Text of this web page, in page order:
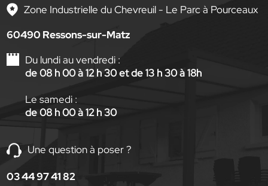
Zone Industrielle du Chevreuil - Le Parc à Pourceaux
60490 Ressons-sur-Matz
Du lundi au vendredi :
de 08 h 00 à 12 h 30 et de 13 h 30 à 18h
Le samedi :
de 08 h 00 à 12 h 30
Une question à poser ?
03 44 97 41 82